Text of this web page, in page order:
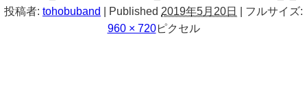
投稿者: tohobuband Published 2019年5月20日
フルサイズ:
960 × 720ピクセル